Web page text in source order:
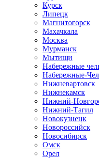
Курск
Липецк
Магнитогорск
Махачкала
Москва
Мурманск
Мытищи
Набережные
Набережные-
Нижневартовск
Нижнекамск
Нижний-
Нижний-Тагил
Новокузнецк
Новороссийск
Новосибирск
Омск
Орел